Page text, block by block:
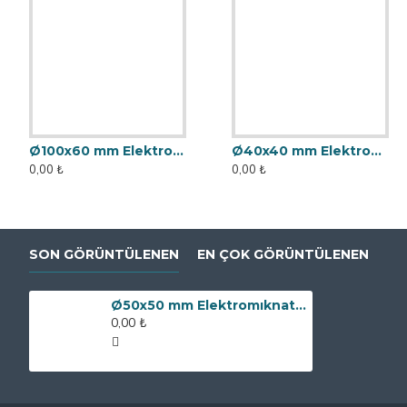
Ø100x60 mm Elektromıknatıs - Yüksek Güçlü, Su Geçirmez
0,00 ₺
Ø40x40 mm Elektromıknatıs - Yüksek Güçlü, Su Geçirmez
0,00 ₺
SON GÖRÜNTÜLENEN EN ÇOK GÖRÜNTÜLENEN
Ø50x50 mm Elektromıknatıs - Yüksek Güçlü, Su Geçirmez
0,00 ₺